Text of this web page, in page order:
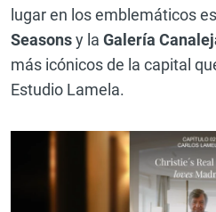
lugar en los emblemáticos
Seasonsy la Galería
más icónicos de la capital
Estudio Lamela.